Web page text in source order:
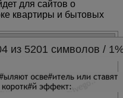
для сайтов о
квартиры и бытовых
из 5201 символов /